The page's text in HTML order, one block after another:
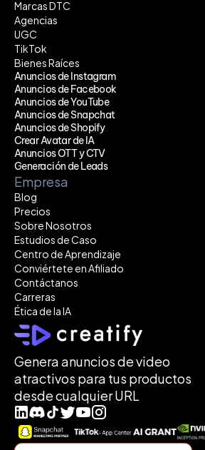
Genera anuncios de video
atractivos para tus productos
desde cualquier URL
Marcas DTC
Agencias
UGC
TikTok
Bienes Raíces
Anuncios de Instagram
Anuncios de Facebook
Anuncios de YouTube
Anuncios de Snapchat
Anuncios de Shopify
Crear Avatar de IA
Anuncios OTT y CTV
Generación de Leads
Empresa
Blog
Precios
Sobre Nosotros
Estudios de Caso
Centro de Aprendizaje
Conviértete en Afiliado
Contáctanos
Carreras
Ética de la IA